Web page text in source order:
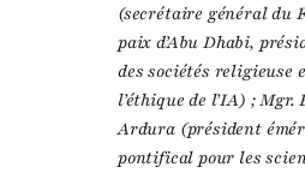
(secrétaire général du
paix d’Abu Dhabi,
des sociétés religieuse
l’éthique de l’IA) ; Mgr.
Ardura (président
pontifical pour les